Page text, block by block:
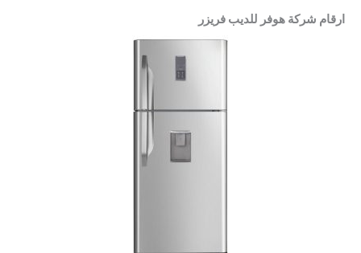
ارقام شركة هوفر للديب فريزر